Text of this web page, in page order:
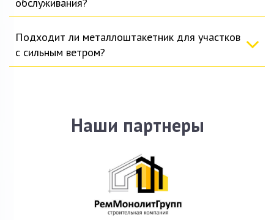
Подходит ли металлоштакетник для участков
с сильным ветром?
Наши партнеры